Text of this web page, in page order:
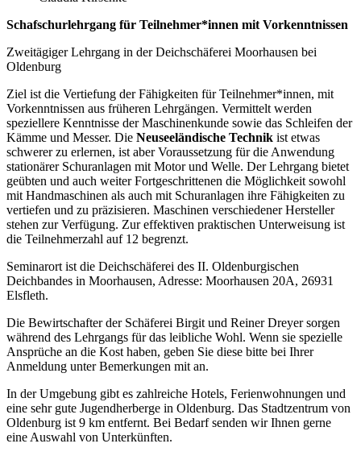
Schafschurlehrgang für Teilnehmer*innen mit Vorkenntnissen
Zweitägiger Lehrgang in der Deichschäferei Moorhausen bei
Oldenburg
Ziel ist die Vertiefung der Fähigkeiten für Teilnehmer*innen, mit
Vorkenntnissen aus früheren Lehrgängen. Vermittelt werden
speziellere Kenntnisse der Maschinenkunde sowie das Schleifen der
Kämme und Messer. Die Neuseeländische Technik ist etwas
schwerer zu erlernen, ist aber Voraussetzung für die Anwendung
stationärer Schuranlagen mit Motor und Welle. Der Lehrgang bietet
geübten und auch weiter Fortgeschrittenen die Möglichkeit sowohl
mit Handmaschinen als auch mit Schuranlagen ihre Fähigkeiten zu
vertiefen und zu präzisieren. Maschinen verschiedener Hersteller
stehen zur Verfügung. Zur effektiven praktischen Unterweisung ist
die Teilnehmerzahl auf 12 begrenzt.
Seminarort ist die Deichschäferei des II. Oldenburgischen
Deichbandes in Moorhausen, Adresse: Moorhausen 20A, 26931
Elsfleth.
Die Bewirtschafter der Schäferei Birgit und Reiner Dreyer sorgen
während des Lehrgangs für das leibliche Wohl. Wenn sie spezielle
Ansprüche an die Kost haben, geben Sie diese bitte bei Ihrer
Anmeldung unter Bemerkungen mit an.
In der Umgebung gibt es zahlreiche Hotels, Ferienwohnungen und
eine sehr gute Jugendherberge in Oldenburg. Das Stadtzentrum von
Oldenburg ist 9 km entfernt. Bei Bedarf senden wir Ihnen gerne
eine Auswahl von Unterkünften.